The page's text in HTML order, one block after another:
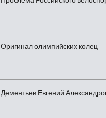
Оригинал олимпийских колец
Дементьев Евгений